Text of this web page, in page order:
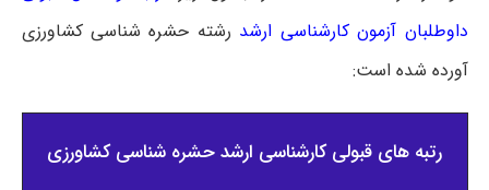
داوطلبان آزمون کارشناسی ارشد رشته حشره شناسی کشاورزی
آورده شده است:
رتبه های قبولی کارشناسی ارشد حشره شناسی کشاورزی